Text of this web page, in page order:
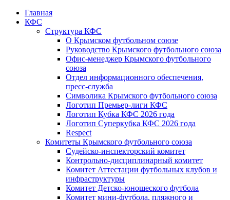
Главная
КФС
Структура КФС
О Крымском футбольном союзе
Руководство Крымского футбольного союза
Офис-менеджер Крымского футбольного
союза
Отдел информационного обеспечения,
пресс-служба
Символика Крымского футбольного союза
Логотип Премьер-лиги КФС
Логотип Кубка КФС 2026 года
Логотип Суперкубка КФС 2026 года
Respect
Комитеты Крымского футбольного союза
Судейско-инспекторский комитет
Контрольно-дисциплинарный комитет
Комитет Аттестации футбольных клубов и
инфраструктуры
Комитет Детско-юношеского футбола
Комитет мини-футбола, пляжного и